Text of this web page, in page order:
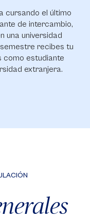
cursando el último
de intercambio,
una universidad
recibes tu
como estudiante
extranjera.